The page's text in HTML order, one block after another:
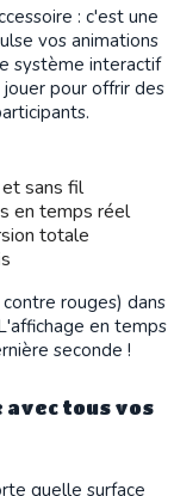
: c'est une
vos animations
système interactif
pour offrir des
sans fil
en temps réel
totale
rouges) dans
en temps
seconde !
tous vos
quelle surface